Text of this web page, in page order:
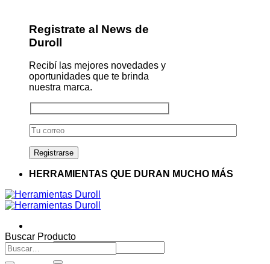
Registrate al News de
Duroll
Recibí las mejores novedades y
oportunidades que te brinda
nuestra marca.
HERRAMIENTAS QUE DURAN MUCHO MÁS
Buscar
por:
Buscar Producto
Buscar
por: